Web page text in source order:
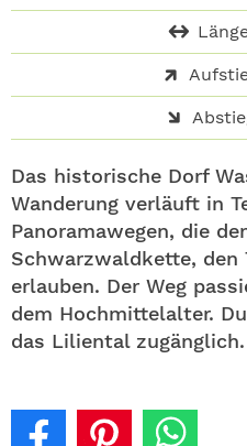
Das historische Dorf
Wanderung verläuft in
Panoramawegen, die
Schwarzwaldkette, den
erlauben. Der Weg
dem Hochmittelalter.
das Liliental zugänglich.